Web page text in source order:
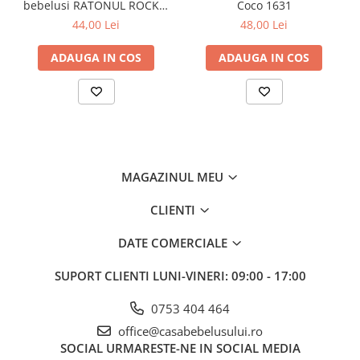
dă un sentiment de securitate
funcția unei jucării și a unei perne
bebelusi RATONUL ROCKY,
Babyono, 745
44,00 Lei
ADAUGA IN COS
Coco 1631
48,00 Lei
ADAUGA IN COS
MAGAZINUL MEU
CLIENTI
DATE COMERCIALE
SUPORT CLIENTI LUNI-VINERI: 09:00 - 17:00
0753 404 464
office@casabebelusului.ro
SOCIAL URMARESTE-NE IN SOCIAL MEDIA